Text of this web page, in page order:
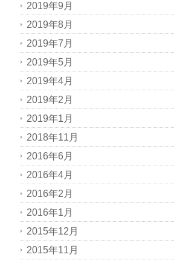
2019年9月
2019年8月
2019年7月
2019年5月
2019年4月
2019年2月
2019年1月
2018年11月
2016年6月
2016年4月
2016年2月
2016年1月
2015年12月
2015年11月